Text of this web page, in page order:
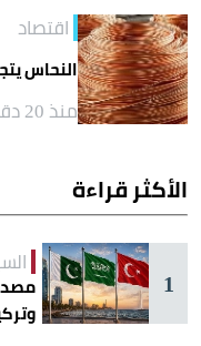
اقتصاد
النحاس
منذ 20 دقيقة
الأكثر قراءة
1